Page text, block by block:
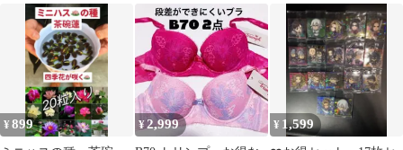
ガーアイ ローズクォー
ット
¥899 ¥2,999 ¥ 1,599